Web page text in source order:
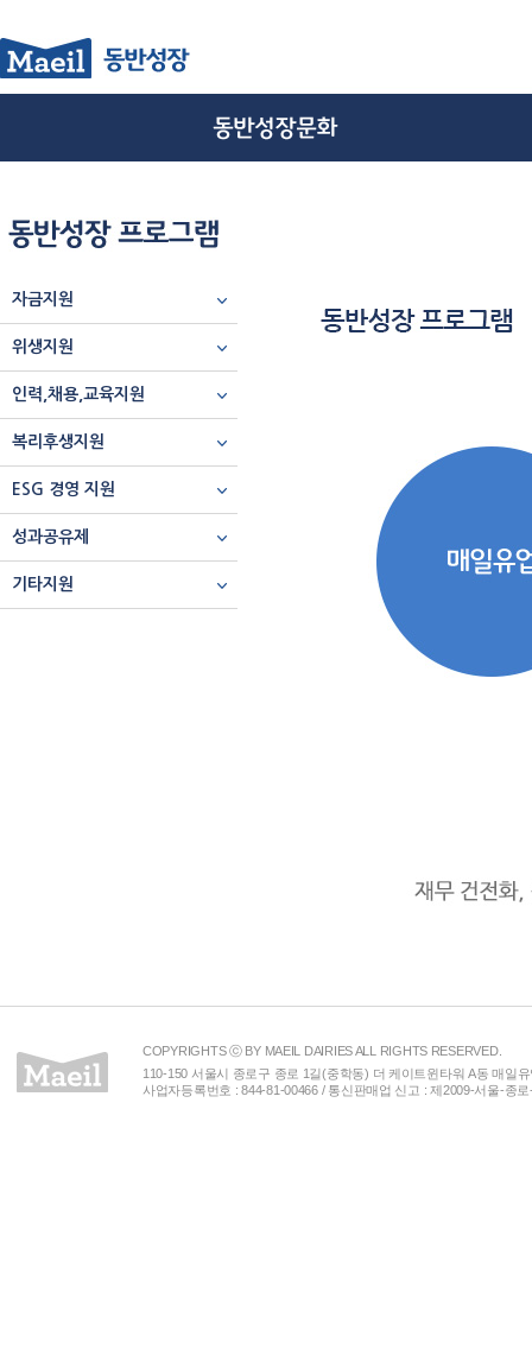
자금지원
위생지원
인력,채용,교육지원
복리후생지원
ESG 경영 지원
성과공유제
기타지원
COPYRIGHTS ⓒ BY MAEIL DAIRIES ALL RIGHTS RESERVED.
110-150 서울시 종로구 종로 1길(중학동) 더 케이트윈타워 A동 매일
사업자등록번호 : 844-81-00466 / 통신판매업 신고 : 제2009-서울-종